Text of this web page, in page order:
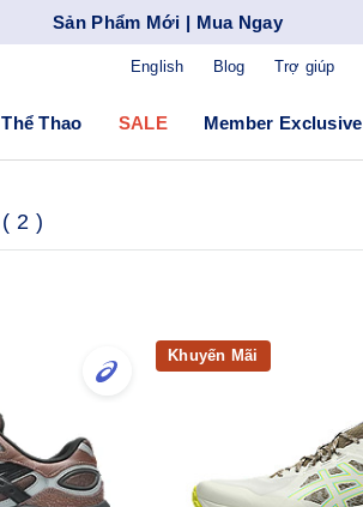
Sản Phẩm Mới | Mua Ngay
Blog Trợ giúp
English
Thể Thao SALE Member Exclusive
( 2 )
Khuyến Mãi